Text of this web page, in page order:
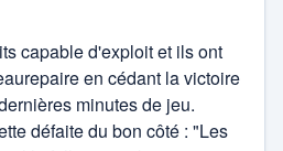
Rôties
capable d'exploit et ils ont
en cédant la victoire
minutes de jeu.
défaite du bon côté : "Les